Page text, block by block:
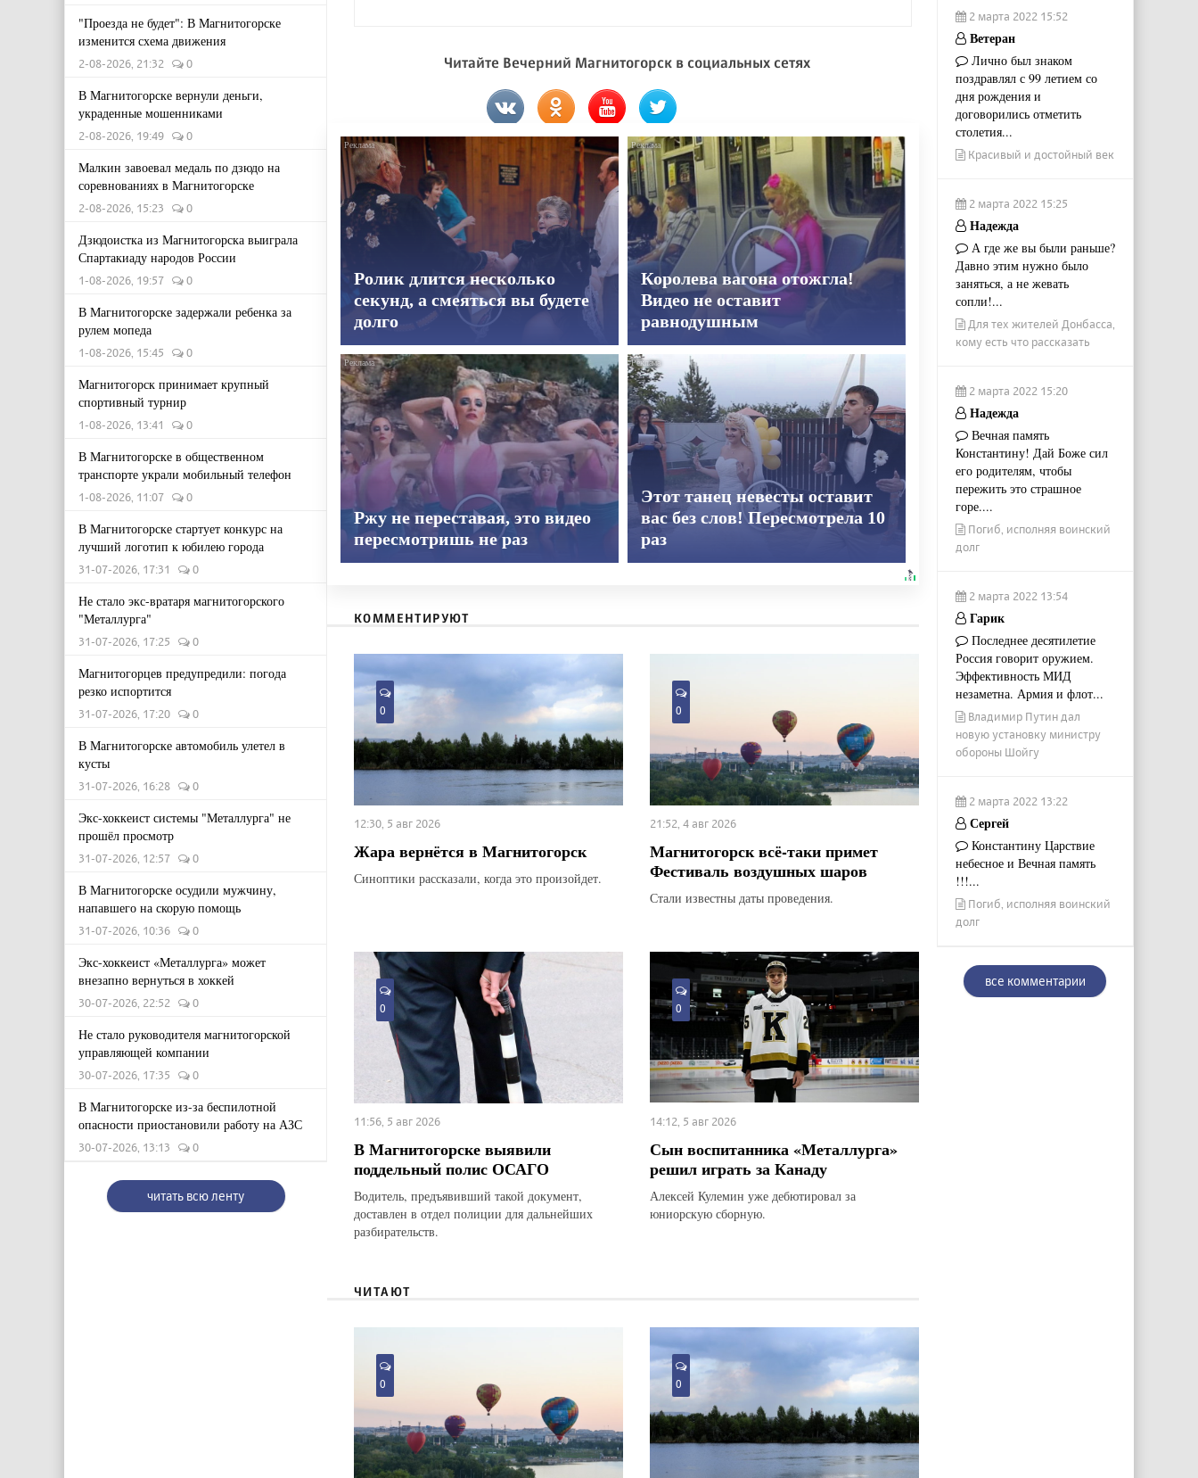
"Проезда не будет": В Магнитогорске
изменится схема движения
2-08-2026, 21:32 0
В Магнитогорске вернули деньги,
украденные мошенниками
2-08-2026, 19:49 0
Малкин завоевал медаль по дзюдо на
соревнованиях в Магнитогорске
2-08-2026, 15:23 0
Дзюдоистка из Магнитогорска выиграла
Спартакиаду народов России
1-08-2026, 19:57 0
В Магнитогорске задержали ребенка за
рулем мопеда
1-08-2026, 15:45 0
Магнитогорск принимает крупный
спортивный турнир
1-08-2026, 13:41 0
В Магнитогорске в общественном
транспорте украли мобильный телефон
1-08-2026, 11:07 0
В Магнитогорске стартует конкурс на
лучший логотип к юбилею города
31-07-2026, 17:31 0
Не стало экс-вратаря магнитогорского
"Металлурга"
31-07-2026, 17:25 0
Магнитогорцев предупредили: погода
резко испортится
31-07-2026, 17:20 0
В Магнитогорске автомобиль улетел в
кусты
31-07-2026, 16:28 0
Экс-хоккеист системы "Металлурга" не
прошёл просмотр
31-07-2026, 12:57 0
В Магнитогорске осудили мужчину,
напавшего на скорую помощь
31-07-2026, 10:36 0
Экс-хоккеист «Металлурга» может
внезапно вернуться в хоккей
30-07-2026, 22:52 0
Не стало руководителя магнитогорской
управляющей компании
30-07-2026, 17:35 0
В Магнитогорске из-за беспилотной
опасности приостановили работу на АЗС
30-07-2026, 13:13 0
читать всю ленту
Читайте Вечерний Магнитогорск в социальных сетях
Ролик длится несколько
секунд, а смеяться вы будете
долго
Королева вагона отожгла!
Видео не оставит
равнодушным
Ржу не переставая, это видео
пересмотришь не раз
Этот танец невесты оставит
вас без слов! Пересмотрела 10
раз
КОММЕНТИРУЮТ
0
12:30, 5 авг 2026
Жара вернётся в Магнитогорск
Синоптики рассказали, когда это произойдет.
0
21:52, 4 авг 2026
Магнитогорск всё-таки примет
Фестиваль воздушных шаров
Стали известны даты проведения.
0
11:56, 5 авг 2026
В Магнитогорске выявили
поддельный полис ОСАГО
Водитель, предъявивший такой документ,
доставлен в отдел полиции для дальнейших
разбирательств.
0
14:12, 5 авг 2026
Сын воспитанника «Металлурга»
решил играть за Канаду
Алексей Кулемин уже дебютировал за
юниорскую сборную.
ЧИТАЮТ
0 0
2 марта 2022 15:52
Ветеран
Лично был знаком
поздравлял с 99 летием со
дня рождения и
договорились отметить
столетия...
Красивый и достойный век
2 марта 2022 15:25
Надежда
А где же вы были раньше?
Давно этим нужно было
заняться, а не жевать
сопли!...
Для тех жителей Донбасса,
кому есть что рассказать
2 марта 2022 15:20
Надежда
Вечная память
Константину! Дай Боже сил
его родителям, чтобы
пережить это страшное
горе....
Погиб, исполняя воинский
долг
2 марта 2022 13:54
Гарик
Последнее десятилетие
Россия говорит оружием.
Эффективность МИД
незаметна. Армия и флот...
Владимир Путин дал
новую установку министру
обороны Шойгу
2 марта 2022 13:22
Сергей
Константину Царствие
небесное и Вечная память
!!!...
Погиб, исполняя воинский
долг
все комментарии